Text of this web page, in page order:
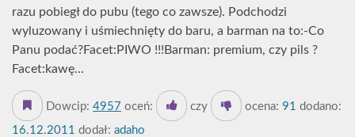
razu pobiegł do pubu (tego co zawsze). Podchodzi
wyluzowany i uśmiechnięty do baru, a barman na to:-Co
Panu podać?Facet:PIWO !!!Barman: premium, czy pils ?
Facet:kawę...
Dowcip: 4957 oceń: czy ocena: 91 dodano:
16.12.2011 dodał: adaho